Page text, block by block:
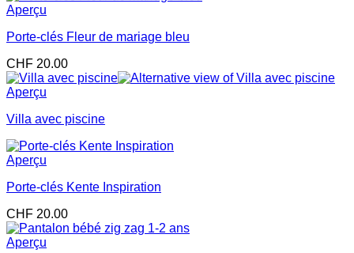
Aperçu
Porte-clés Fleur de mariage bleu
CHF 20.00
Aperçu
Villa avec piscine
Aperçu
Porte-clés Kente Inspiration
CHF 20.00
Aperçu